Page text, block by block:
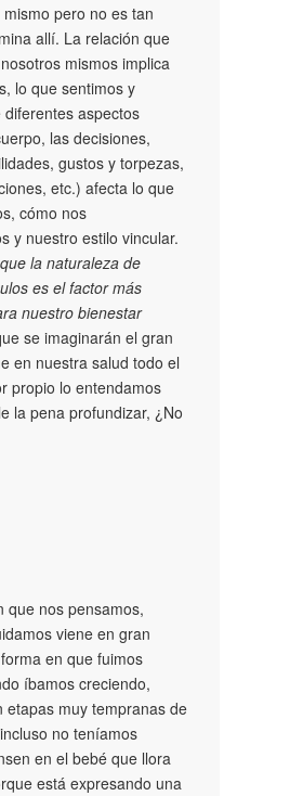
pero no es tan
allí. La relación que
mismos implica
lo que sentimos y
aspectos
las decisiones,
gustos y torpezas,
etc.) afecta lo que
cómo nos
y nuestro estilo vincular.
la naturaleza de
es el factor más
nuestro bienestar
se imaginarán el gran
en nuestra salud todo el
propio lo entendamos
la pena profundizar, ¿No
que nos pensamos,
viene en gran
en que fuimos
íbamos creciendo,
etapas muy tempranas de
no teníamos
en el bebé que llora
está expresando una